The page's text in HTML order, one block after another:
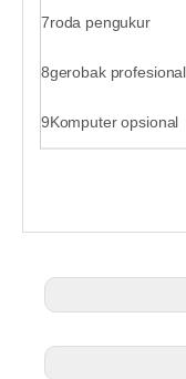
7roda pengukur
8gerobak profesional
9Komputer opsional